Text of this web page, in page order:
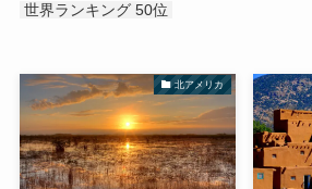
世界ランキング 50位
北アメリカ